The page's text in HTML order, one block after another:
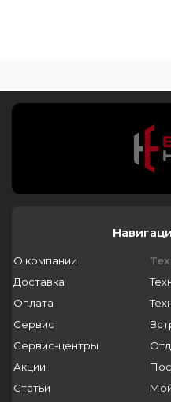
О компании
Доставка
Оплата
Сервис
Сервис-центры
Акции
Статьи